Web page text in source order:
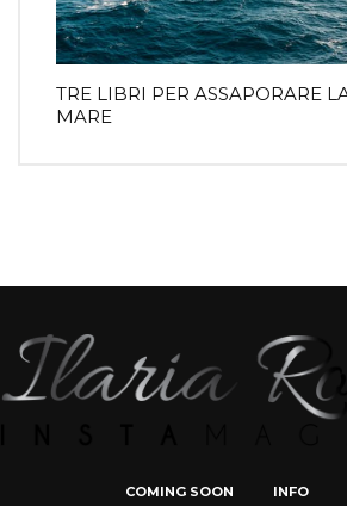
TRE LIBRI PER ASSAPORARE
MARE
COMING SOON INFO